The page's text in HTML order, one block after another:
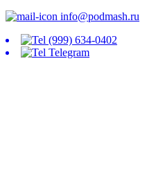
info@podmash.ru
(999) 634-0402
Telegram